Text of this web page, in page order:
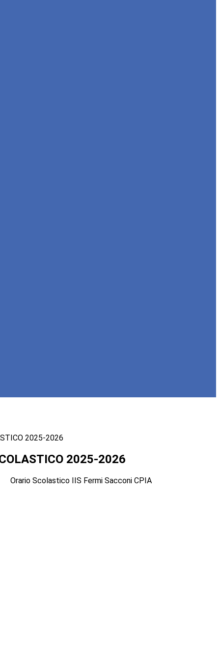
2025-2026
2025-2026
Orario Scolastico IIS Fermi Sacconi CPIA